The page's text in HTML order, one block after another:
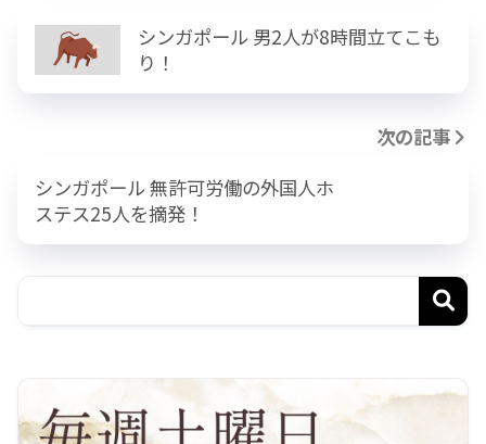
シンガポール 男2人が8時間立てこも
り！
次の記事
シンガポール 無許可労働の外国人ホ
ステス25人を摘発！